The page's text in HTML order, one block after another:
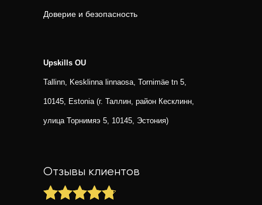
Доверие и безопасность
Upskills OU
Tallinn, Kesklinna linnaosa, Tornimäe tn 5,
10145, Estonia (г. Таллин, район Кесклинн,
улица Торнимяэ 5, 10145, Эстония)
Отзывы клиентов